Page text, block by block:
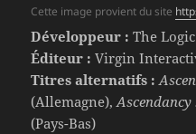
Cette image provient du site
Développeur : The
Éditeur : Virgin
Titres alternatifs :
(Allemagne),
(Pays-Bas)